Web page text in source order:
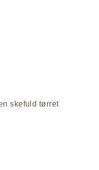
skefuld tørret